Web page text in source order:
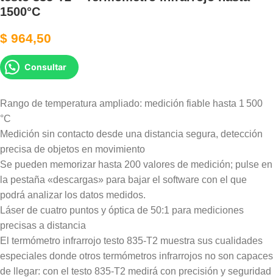
1500°C
$ 964,50
Consultar
Rango de temperatura ampliado: medición fiable hasta 1 500
°C
Medición sin contacto desde una distancia segura, detección
precisa de objetos en movimiento
Se pueden memorizar hasta 200 valores de medición; pulse en
la pestaña «descargas» para bajar el software con el que
podrá analizar los datos medidos.
Láser de cuatro puntos y óptica de 50:1 para mediciones
precisas a distancia
El termómetro infrarrojo testo 835-T2 muestra sus cualidades
especiales donde otros termómetros infrarrojos no son capaces
de llegar: con el testo 835-T2 medirá con precisión y seguridad